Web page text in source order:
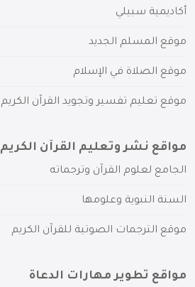
أكاديمية سبيلي
موقع المسلم الجديد
موقع الصلاة في الإسلام
موقع تعليم تفسير وتجويد القرآن الكريم
مواقع نشر وتعليم القرآن الكريم
الجامع لعلوم القرآن وترجماته
السنة النبوية وعلومها
موقع الترجمات الصوتية للقرآن الكريم
مواقع تطوير مهارات الدعاة